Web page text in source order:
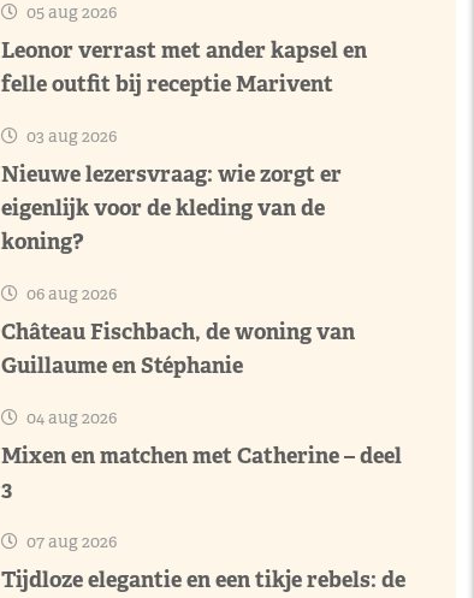
05 aug 2026
Leonor verrast met ander kapsel en
felle outfit bij receptie Marivent
03 aug 2026
Nieuwe lezersvraag: wie zorgt er
eigenlijk voor de kleding van de
koning?
06 aug 2026
Château Fischbach, de woning van
Guillaume en Stéphanie
04 aug 2026
Mixen en matchen met Catherine – deel
3
07 aug 2026
Tijdloze elegantie en een tikje rebels: de